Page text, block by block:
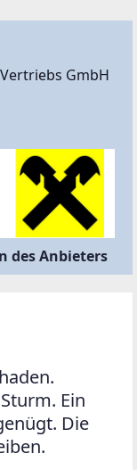
GmbH
des Anbieters
Ein
Die